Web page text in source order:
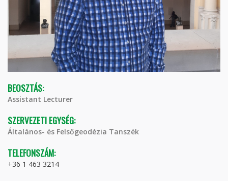
BEOSZTÁS:
Assistant Lecturer
SZERVEZETI EGYSÉG:
Általános- és Felsőgeodézia Tanszék
TELEFONSZÁM:
+36 1 463 3214